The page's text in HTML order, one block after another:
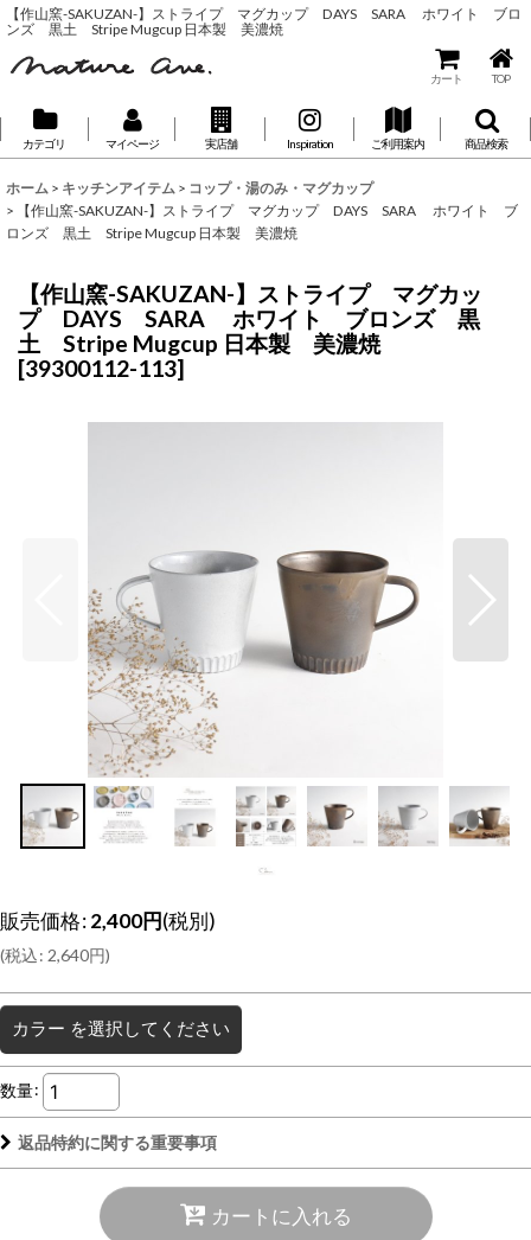
【作山窯-SAKUZAN-】ストライプ マグカップ DAYS SARA ホワイト ブロ
ンズ 黒土 Stripe Mugcup 日本製 美濃焼
カート TOP
カテゴリ マイページ 実店舗 Inspiration ご利用案内 商品検索
ホーム > キッチンアイテム > コップ・湯のみ・マグカップ
>
【作山窯-SAKUZAN-】ストライプ マグカップ DAYS SARA ホワイト ブ
ロンズ 黒土 Stripe Mugcup 日本製 美濃焼
【作山窯-SAKUZAN-】ストライプ マグカッ
プ DAYS SARA ホワイト ブロンズ 黒
土 Stripe Mugcup 日本製 美濃焼
[39300112-113]
販売価格:2,400円(税別)
(税込: 2,640円)
カラー を選択してください
数量:
返品特約に関する重要事項
カートに入れる